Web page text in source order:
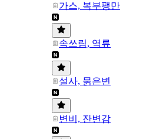
가스, 복부팽만
속쓰림, 역류
설사, 묽은변
변비, 잔변감